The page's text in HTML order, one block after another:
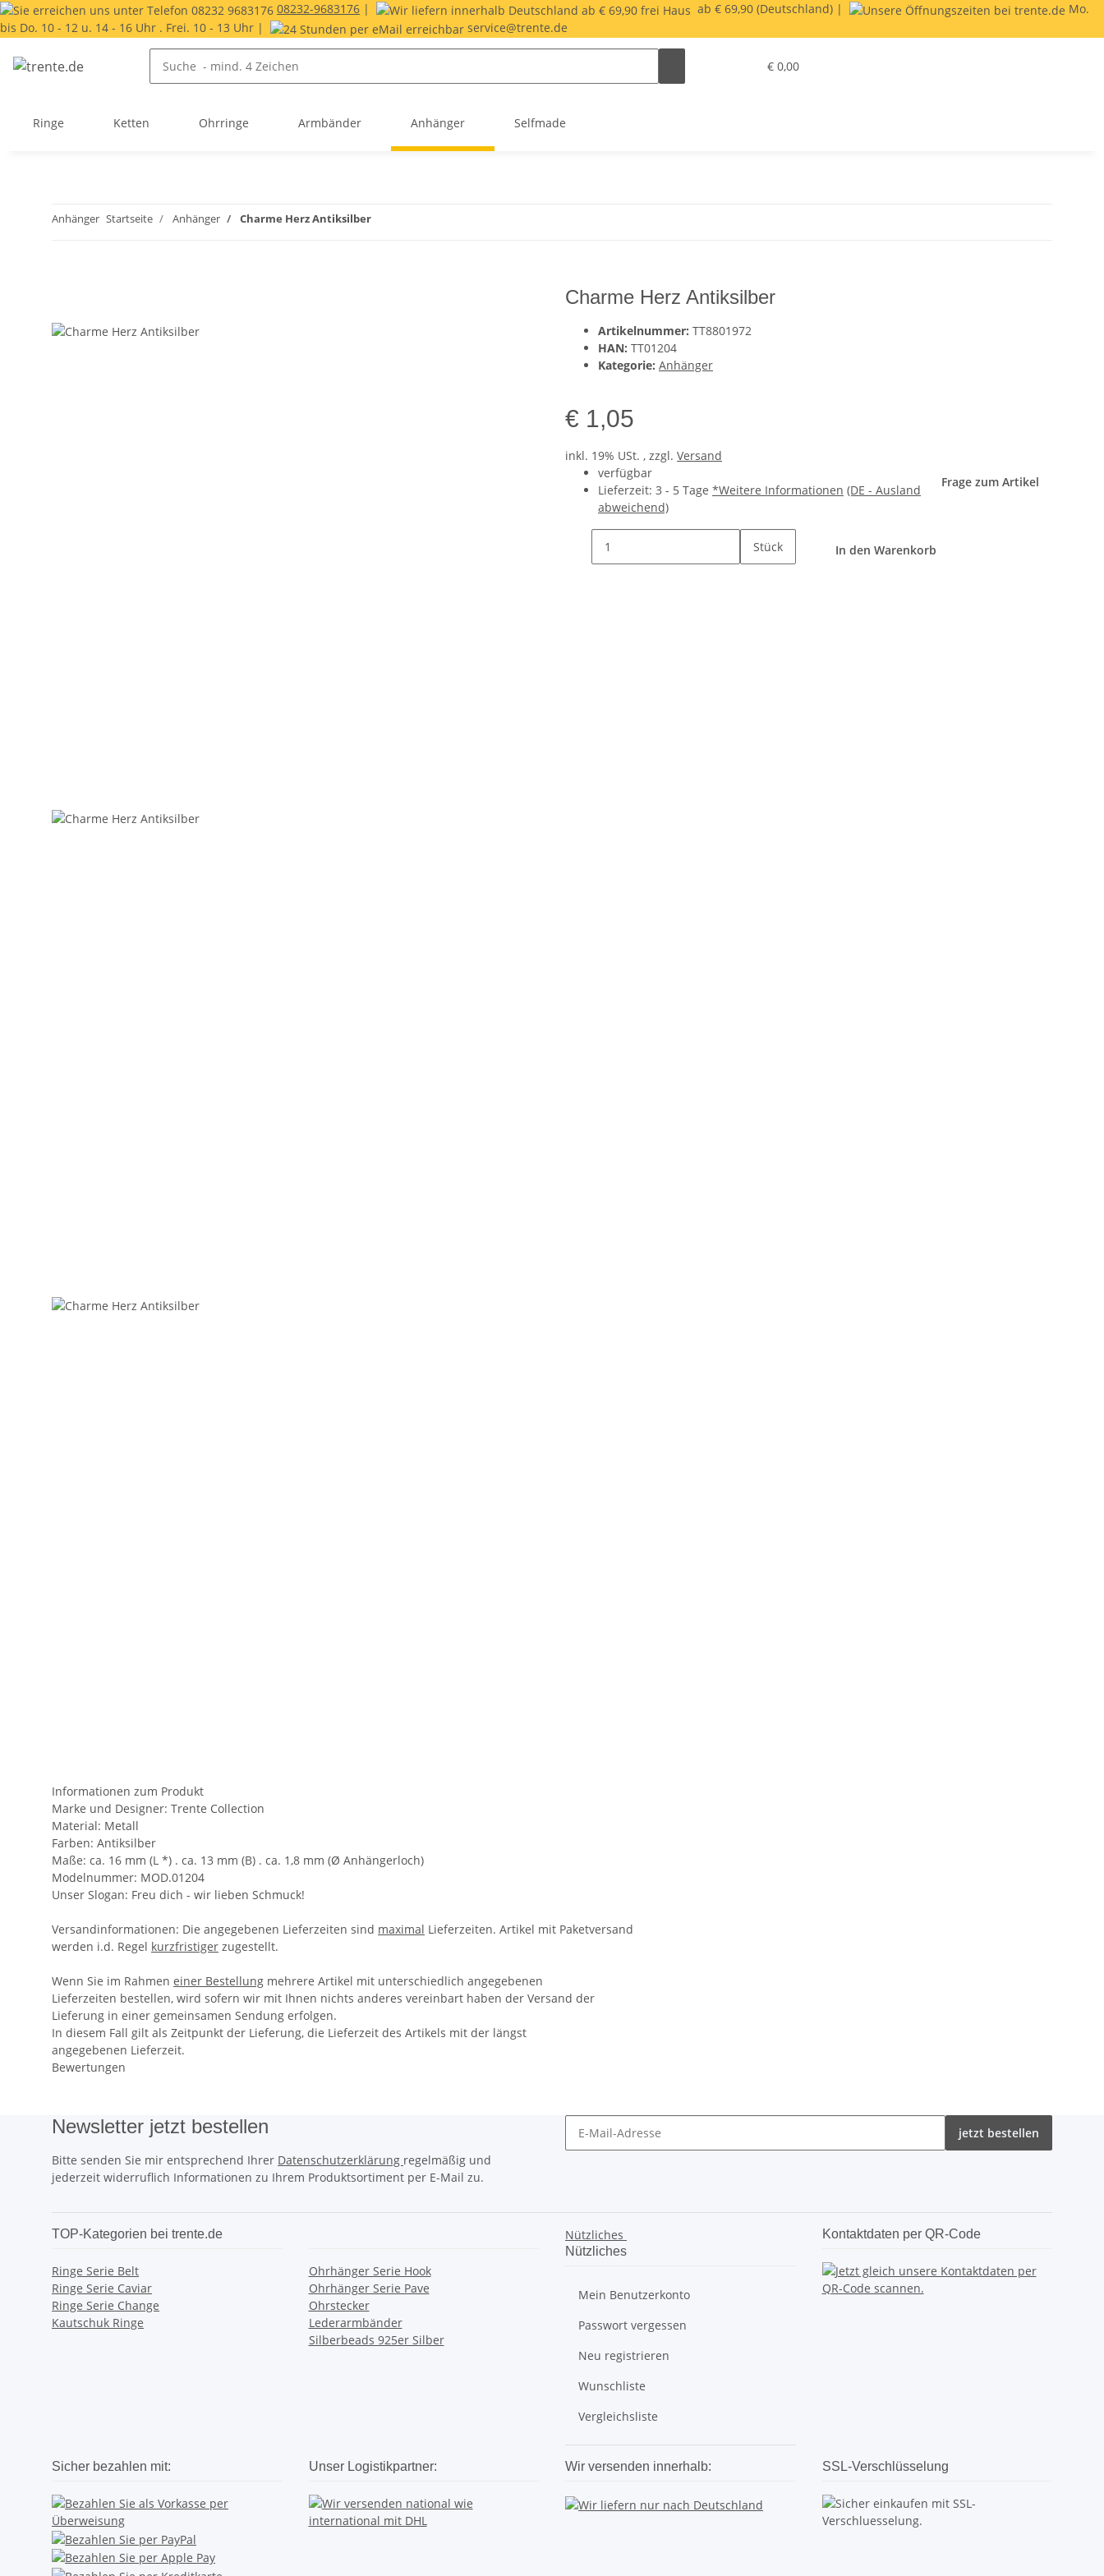
08232-9683176 | ab € 69,90 (Deutschland) |
Mo.
bis Do. 10 - 12 u. 14 - 16 Uhr . Frei. 10 - 13 Uhr |
service@trente.de
€ 0,00
Ringe Ketten Ohrringe Armbänder Anhänger Selfmade
Anhänger Startseite Anhänger Charme Herz Antiksilber
Charme Herz Antiksilber
Artikelnummer: TT8801972
HAN: TT01204
Kategorie: Anhänger
€ 1,05
inkl. 19% USt. , zzgl. Versand
verfügbar
Lieferzeit: 3 - 5 Tage *Weitere Informationen (DE - Ausland
abweichend)
Frage zum Artikel
Stück In den Warenkorb
Informationen zum Produkt
Marke und Designer: Trente Collection
Material: Metall
Farben: Antiksilber
Maße: ca. 16 mm (L *) . ca. 13 mm (B) . ca. 1,8 mm (Ø Anhängerloch)
Modelnummer: MOD.01204
Unser Slogan: Freu dich - wir lieben Schmuck!
Versandinformationen: Die angegebenen Lieferzeiten sind maximal Lieferzeiten. Artikel mit Paketversand
werden i.d. Regel kurzfristiger zugestellt.
Wenn Sie im Rahmen einer Bestellung mehrere Artikel mit unterschiedlich angegebenen
Lieferzeiten bestellen, wird sofern wir mit Ihnen nichts anderes vereinbart haben der Versand der
Lieferung in einer gemeinsamen Sendung erfolgen.
In diesem Fall gilt als Zeitpunkt der Lieferung, die Lieferzeit des Artikels mit der längst
angegebenen Lieferzeit.
Bewertungen
Newsletter jetzt bestellen
Bitte senden Sie mir entsprechend Ihrer Datenschutzerklärung regelmäßig und
jederzeit widerruflich Informationen zu Ihrem Produktsortiment per E-Mail zu.
jetzt bestellen
TOP-Kategorien bei trente.de
Ringe Serie Belt
Ringe Serie Caviar
Ringe Serie Change
Kautschuk Ringe
Ohrhänger Serie Hook
Ohrhänger Serie Pave
Ohrstecker
Lederarmbänder
Silberbeads 925er Silber
Nützliches
Nützliches
Mein Benutzerkonto
Passwort vergessen
Neu registrieren
Wunschliste
Vergleichsliste
Kontaktdaten per QR-Code
Sicher bezahlen mit: Unser Logistikpartner: Wir versenden innerhalb: SSL-Verschlüsselung